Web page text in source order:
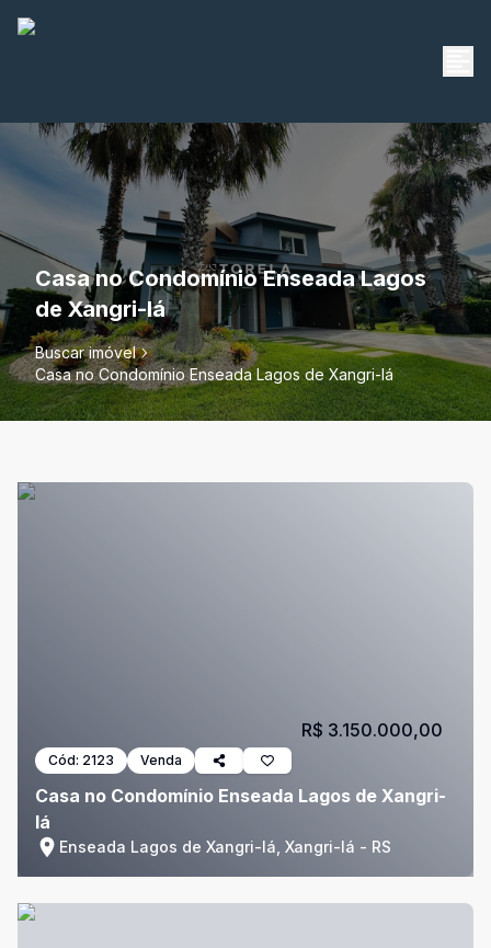
Casa no Condomínio Enseada Lagos
de Xangri-lá
Buscar imóvel
Casa no Condomínio Enseada Lagos de Xangri-lá
Cód: 2123 Venda
Casa no Condomínio Enseada Lagos de Xangri-
lá
Enseada Lagos de Xangri-lá, Xangri-lá - RS
R$ 3.150.000,00